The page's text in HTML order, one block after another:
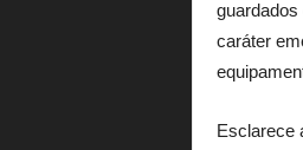
caráter
Esclarece